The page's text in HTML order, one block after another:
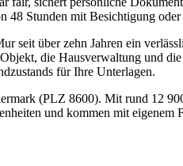
48 Stunden mit Besichtigung
seit über zehn Jahren ein
die Hausverwaltung und
für Ihre Unterlagen.
(PLZ 8600). Mit rund 12
und kommen mit eigenem